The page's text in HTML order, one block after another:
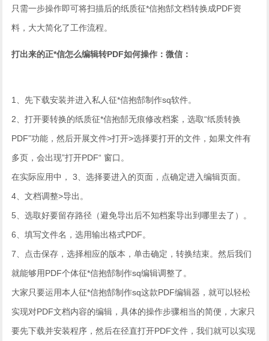
只需一步操作即可将扫描后的纸质征*信抱郜文档转换成PDF资
料，大大简化了工作流程。
打出来的正*信怎么编辑转PDF如何操作：微信：
1、先下载安装并进入私人征*信抱郜制作sq软件。
2、打开要转换的纸质征*信抱郜无痕修改档案，选取“纸质转换
PDF”功能，然后开展文件>打开>选择要打开的文件，如果文件有
多页，会出现”打开PDF“ 窗口。
在实际应用中， 3、选择要进入的页面，点确定进入编辑页面。
4、文档调整>导出。
5、选取好要留存路径（避免导出后不知档案导出到哪里去了）。
6、填写文件名，选用输出格式PDF。
7、点击保存，选择相应的版本，单击确定，转换结束。然后我们
就能够用PDF个体征*信抱郜制作sq编辑调整了。
大家只要运用本人征*信抱郜制作sq这款PDF编辑器，就可以轻松
实现对PDF文档内容的编辑，具体的操作步骤相当的简便，大家只
要先下载并安装程序，然后在径直打开PDF文件，我们就可以实现